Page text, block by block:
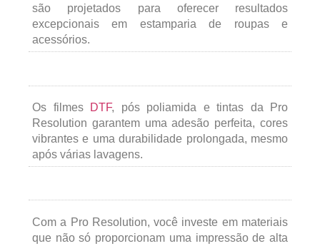
são projetados para oferecer resultados
excepcionais em estamparia de roupas e
acessórios.
Os filmes DTF, pós poliamida e tintas da Pro
Resolution garantem uma adesão perfeita, cores
vibrantes e uma durabilidade prolongada, mesmo
após várias lavagens.
Com a Pro Resolution, você investe em materiais
que não só proporcionam uma impressão de alta